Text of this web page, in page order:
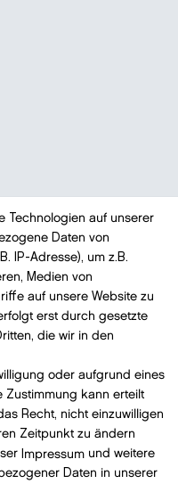
PayPal
Technologien auf unserer
Daten von
IP-Adresse), um z.B.
Medien von
auf unsere Website zu
erst durch gesetzte
die wir in den
oder aufgrund eines
Zustimmung kann erteilt
Recht, nicht einzuwilligen
Zeitpunkt zu ändern
Impressum und weitere
Daten in unserer